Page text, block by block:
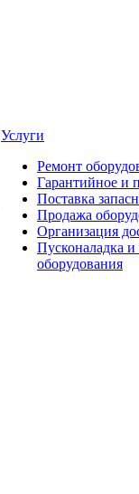
Услуги
Ремонт
Гарантийное и
Поставка
Продажа
Организация
Пусконаладка
оборудования